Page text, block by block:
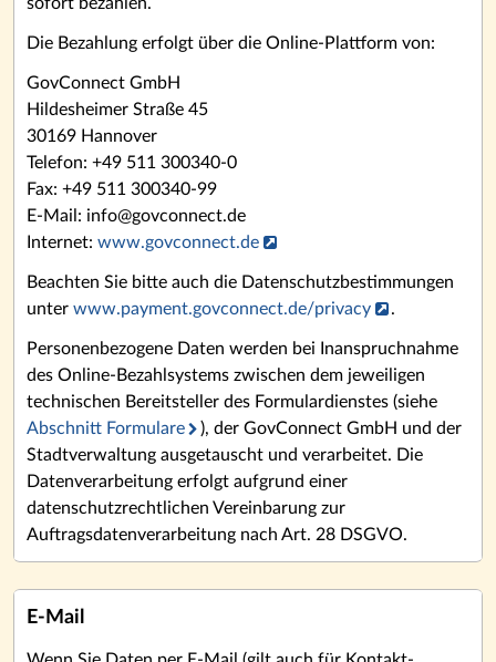
Die Bezahlung erfolgt über die Online-Plattform von:
GovConnect GmbH
Hildesheimer Straße 45
30169 Hannover
Telefon: +49 511 300340-0
Fax: +49 511 300340-99
E-Mail: info@govconnect.de
Internet: www.govconnect.de
Beachten Sie bitte auch die Datenschutzbestimmungen
unter www.payment.govconnect.de/privacy .
Personenbezogene Daten werden bei Inanspruchnahme
des Online-Bezahlsystems zwischen dem jeweiligen
technischen Bereitsteller des Formulardienstes (siehe
Abschnitt Formulare
), der GovConnect GmbH und der
Stadtverwaltung ausgetauscht und verarbeitet. Die
Datenverarbeitung erfolgt aufgrund einer
datenschutzrechtlichen Vereinbarung zur
Auftragsdatenverarbeitung nach Art. 28 DSGVO.
E-Mail